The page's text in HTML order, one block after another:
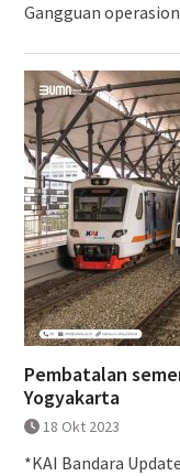
Gangguan
Pembatalan
Yogyakarta
18 Okt 2023
*KAI Bandara